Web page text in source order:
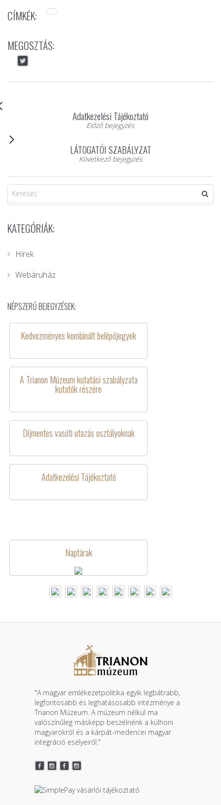
CÍMKÉK:
MEGOSZTÁS:
Adatkezelési Tájékoztató
Előző bejegyzés
LÁTOGATÓI SZABÁLYZAT
Következő bejegyzés
KATEGÓRIÁK:
Hírek
Webáruház
NÉPSZERŰ BEJEGYZÉSEK:
Kedvezményes kombinált belépőjegyek
A Trianon Múzeum kutatási szabályzata
kutatók részére
Díjmentes vasúti utazás osztályoknak
Adatkezelési Tájékoztató
Naptárak
"A magyar emlékezetpolitika egyik legbátrabb,
legfontosabb és leghatásosabb intézménye a
Trianon Múzeum. A múzeum nélkül ma
valószínűleg másképp beszélnénk a külhoni
magyarokról és a kárpát-medencei magyar
integráció esélyeiről."